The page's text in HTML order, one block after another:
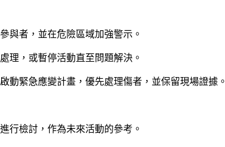
與者，並在危險區域加強警示。
理，或暫停活動直至問題解決。
動緊急應變計畫，優先處理傷者，並保留現場證據。
行檢討，作為未來活動的參考。